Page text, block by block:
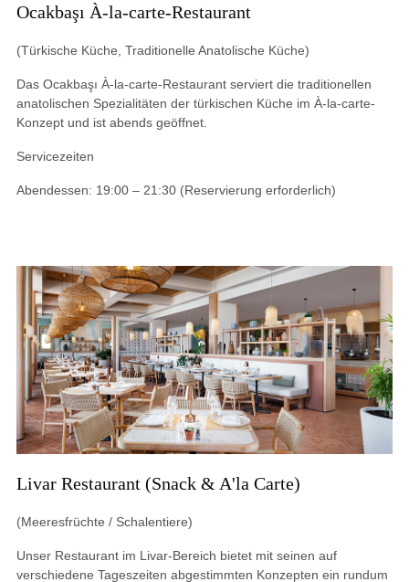
Ocakbaşı À-la-carte-Restaurant
(Türkische Küche, Traditionelle Anatolische Küche)
Das Ocakbaşı À-la-carte-Restaurant serviert die traditionellen
anatolischen Spezialitäten der türkischen Küche im À-la-carte-
Konzept und ist abends geöffnet.
Servicezeiten
Abendessen: 19:00 – 21:30 (Reservierung erforderlich)
Livar Restaurant (Snack & A'la Carte)
(Meeresfrüchte / Schalentiere)
Unser Restaurant im Livar-Bereich bietet mit seinen auf
verschiedene Tageszeiten abgestimmten Konzepten ein rundum